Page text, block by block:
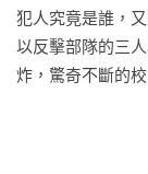
犯人究竟是誰，
以反擊部隊的三
炸，驚奇不斷的校